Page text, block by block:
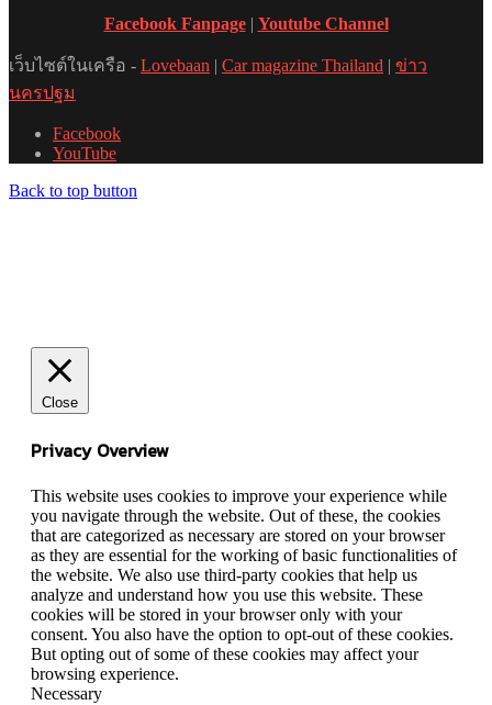
Facebook Fanpage| Youtube Channel
เว็บไซต์ในเครือ - Lovebaan | Car magazine Thailand | ข่าว
นครปฐม
Facebook
YouTube
Back to top button
Close
Privacy Overview
This website uses cookies to improve your experience while
you navigate through the website. Out of these, the cookies
that are categorized as necessary are stored on your browser
as they are essential for the working of basic functionalities of
the website. We also use third-party cookies that help us
analyze and understand how you use this website. These
cookies will be stored in your browser only with your
consent. You also have the option to opt-out of these cookies.
But opting out of some of these cookies may affect your
browsing experience.
Necessary